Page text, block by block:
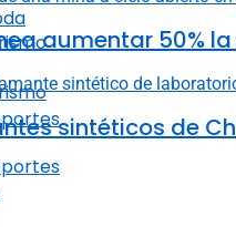
aumentar 50%
sintéticos de